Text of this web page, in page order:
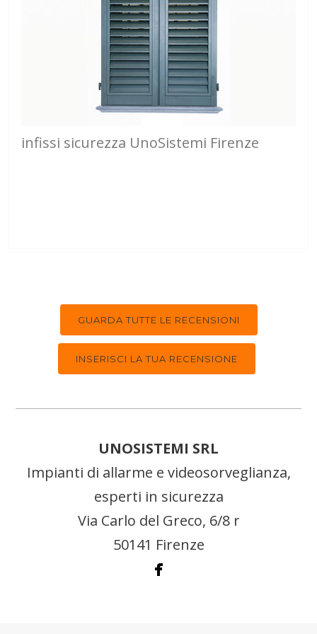
infissi sicurezza UnoSistemi Firenze
GUARDA TUTTE LE RECENSIONI
INSERISCI LA TUA RECENSIONE
UNOSISTEMI SRL
Impianti di allarme e videosorveglianza,
esperti in sicurezza
Via Carlo del Greco, 6/8 r
50141 Firenze